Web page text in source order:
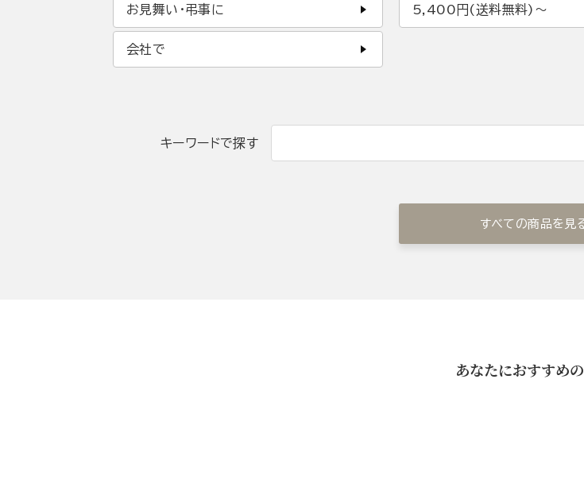
お見舞い・弔事に
会社で
5,400円(送料無料)〜
キーワードで探す
すべての商品を見
あなたにおすすめ